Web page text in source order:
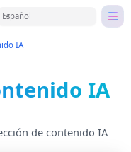
Español
IA
IA
de contenido IA